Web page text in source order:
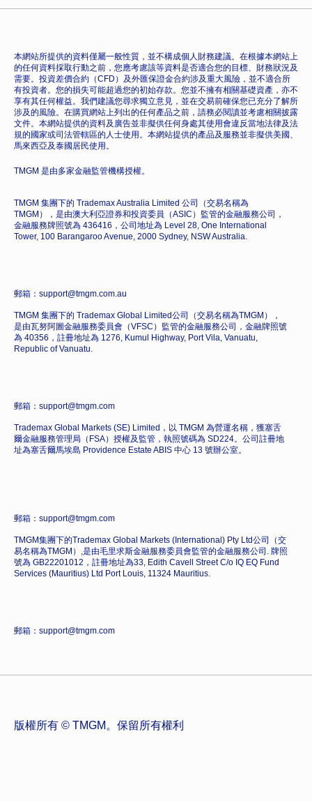
本網站所提供的資料僅屬一般性質，並不構成個人財務建議。在根據本網站上
的任何資料採取行動之前，您應考慮該等資料是否適合您的目標、財務狀況及
需要。投資差價合約（CFD）及外匯保證金合約涉及重大風險，並不適合所
有投資者。您的損失可能超過您的初始存款。您並不擁有相關基礎資產，亦不
享有其任何權益。我們建議您尋求獨立意見，並在交易前確保您已充分了解所
涉及的風險。在購買網站上列出的任何產品之前，請務必閱讀並考慮相關披露
文件。本網站提供的資料及廣告並非擬供任何身處其使用會違反當地法律及法
規的國家或司法管轄區的人士使用。本網站提供的產品及服務並非擬供美國、
馬來西亞及泰國居民使用。
TMGM 是由多家金融監管機構授權。
TMGM 集團下的 Trademax Australia Limited 公司（交易名稱為
TMGM），是由澳大利亞證券和投資委員（ASIC）監管的金融服務公司，
金融服務牌照號為 436416，公司地址為 Level 28, One International
Tower, 100 Barangaroo Avenue, 2000 Sydney, NSW Australia.
郵箱：support@tmgm.com.au
TMGM 集團下的 Trademax Global Limited公司（交易名稱為TMGM），
是由瓦努阿圖金融服務委員會（VFSC）監管的金融服務公司，金融牌照號
為 40356，註冊地址為 1276, Kumul Highway, Port Vila, Vanuatu,
Republic of Vanuatu.
郵箱：support@tmgm.com
Trademax Global Markets (SE) Limited，以 TMGM 為營運名稱，獲塞舌
爾金融服務管理局（FSA）授權及監管，執照號碼為 SD224。公司註冊地
址為塞舌爾馬埃島 Providence Estate ABIS 中心 13 號辦公室。
郵箱：support@tmgm.com
TMGM集團下的Trademax Global Markets (International) Pty Ltd公司（交
易名稱為TMGM）,是由毛里求斯金融服務委員會監管的金融服務公司. 牌照
號為 GB22201012，註冊地址為33, Edith Cavell Street C/o IQ EQ Fund
Services (Mauritius) Ltd Port Louis, 11324 Mauritius.
郵箱：support@tmgm.com
版權所有 © TMGM。保留所有權利